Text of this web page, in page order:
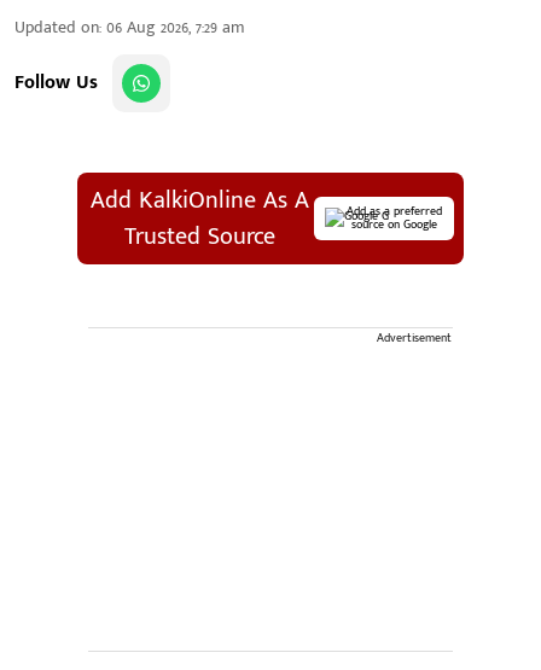
Updated on:06 Aug 2026, 7:29 am
Follow Us
Add KalkiOnline As A
Trusted Source
Add as a preferred
source on Google
Advertisement